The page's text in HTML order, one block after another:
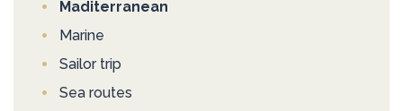
Maditerranean
Marine
Sailor trip
Sea routes